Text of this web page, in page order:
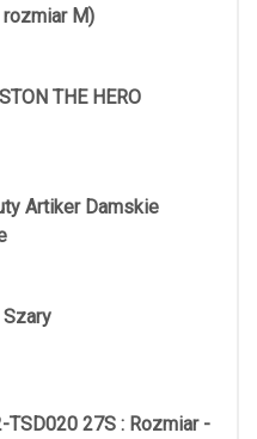
M)
THE HERO
Artiker Damskie
TSD020 27S : Rozmiar -